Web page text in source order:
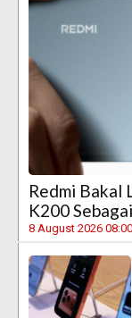
Redmi Bakal
K200
8 August 2026